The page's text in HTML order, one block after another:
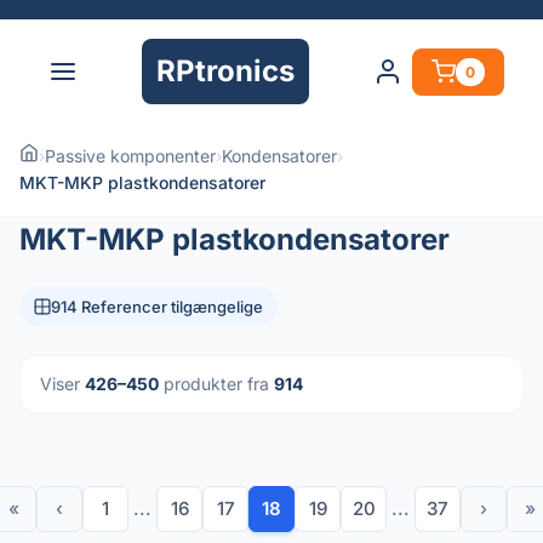
RPtronics 0
›Passive komponenter›Kondensatorer›
MKT-MKP plastkondensatorer
MKT-MKP plastkondensatorer
914 Referencer tilgængelige
Viser 426–450 produkter fra 914
« ‹ 1 ... 16 17 18 19 20 ... 37 › »